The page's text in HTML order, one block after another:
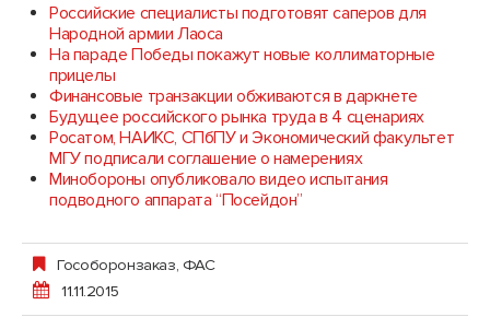
Российские специалисты подготовят саперов для
Народной армии Лаоса
На параде Победы покажут новые коллиматорные
прицелы
Финансовые транзакции обживаются в даркнете
Будущее российского рынка труда в 4 сценариях
Росатом, НАИКС, СПбПУ и Экономический факультет
МГУ подписали соглашение о намерениях
Минобороны опубликовало видео испытания
подводного аппарата “Посейдон”
Гособоронзаказ, ФАС
11.11.2015